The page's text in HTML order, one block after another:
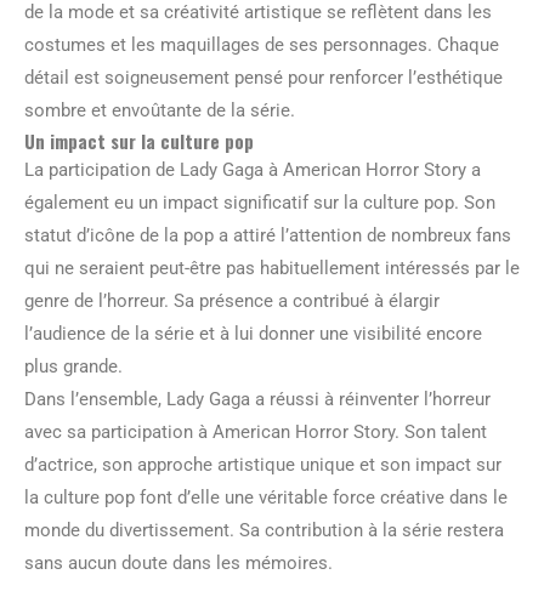
de la mode et sa créativité artistique se reflètent dans les
costumes et les maquillages de ses personnages. Chaque
détail est soigneusement pensé pour renforcer l’esthétique
sombre et envoûtante de la série.
Un impact sur la culture pop
La participation de Lady Gaga à American Horror Story a
également eu un impact significatif sur la culture pop. Son
statut d’icône de la pop a attiré l’attention de nombreux fans
qui ne seraient peut-être pas habituellement intéressés par le
genre de l’horreur. Sa présence a contribué à élargir
l’audience de la série et à lui donner une visibilité encore
plus grande.
Dans l’ensemble, Lady Gaga a réussi à réinventer l’horreur
avec sa participation à American Horror Story. Son talent
d’actrice, son approche artistique unique et son impact sur
la culture pop font d’elle une véritable force créative dans le
monde du divertissement. Sa contribution à la série restera
sans aucun doute dans les mémoires.